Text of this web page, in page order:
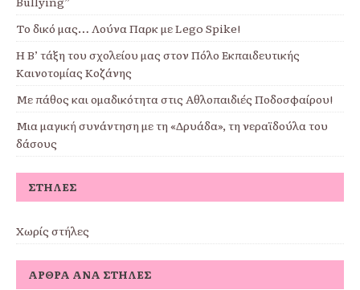
Το δικό μας… Λούνα Παρκ με Lego Spike!
Η Β’ τάξη του σχολείου μας στον Πόλο Εκπαιδευτικής
Καινοτομίας Κοζάνης
Με πάθος και ομαδικότητα στις Αθλοπαιδιές Ποδοσφαίρου!
Μια μαγική συνάντηση με τη «Δρυάδα», τη νεραϊδούλα του
δάσους
ΣΤΉΛΕΣ
Χωρίς στήλες
ΆΡΘΡΑ ΑΝΆ ΣΤΉΛΕΣ